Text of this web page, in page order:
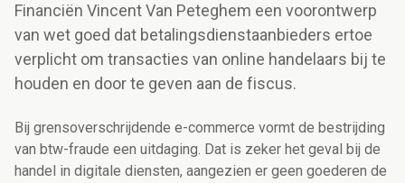
Financiën Vincent Van Peteghem een voorontwerp
van wet goed dat betalingsdienstaanbieders ertoe
verplicht om transacties van online handelaars bij te
houden en door te geven aan de fiscus.
Bij grensoverschrijdende e-commerce vormt de bestrijding
van btw-fraude een uitdaging. Dat is zeker het geval bij de
handel in digitale diensten, aangezien er geen goederen de